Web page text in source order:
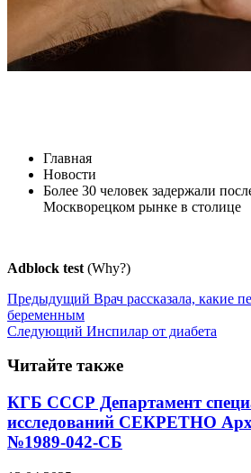
Главная
Новости
Более 30 человек задержали
Москворецком рынке в столице
Adblock test (Why?)
Предыдущий Врач рассказала, какие
беременным
Следующий Инспилар от диабета
Читайте также
КГБ СССР Департамент
исследований СЕКРЕТНО
№1989-042-СБ